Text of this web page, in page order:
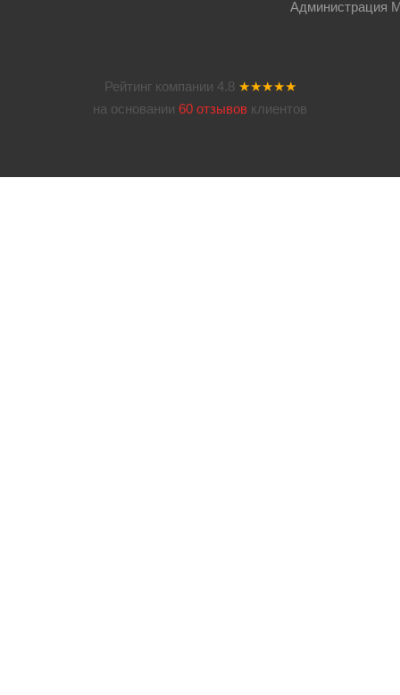
Администрация
Рейтинг компании 4.8 ★★★★★
на основании 60 отзывов клиентов